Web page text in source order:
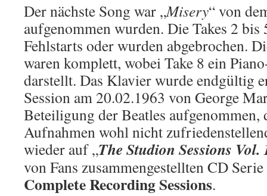
Der nächste Song war „Misery“ von
aufgenommen wurden. Die Takes 2 bis
Fehlstarts oder wurden abgebrochen.
waren komplett, wobei Take 8 ein
darstellt. Das Klavier wurde endgültig
Session am 20.02.1963 von George
Beteiligung der Beatles aufgenommen,
Aufnahmen wohl nicht
wieder auf „The Studion Sessions Vol.
von Fans zusammengestellten CD
Complete Recording Sessions.